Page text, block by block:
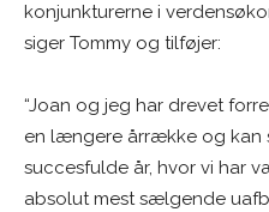
konjunkturerne i
siger Tommy og tilføjer:
“Joan og jeg har drevet
en længere årrække og kan
succesfulde år, hvor vi har
absolut mest sælgende